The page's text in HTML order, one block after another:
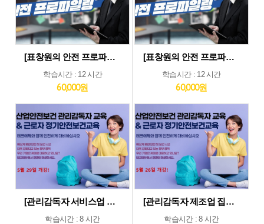
[표창원의 안전 프로파일링] 제조업 현장근로자 정기안전보건교육 (상반기)
학습시간 : 12 시간
60,000원
[표창원의 안전 프로파일링] 기타업 현장근로자 정기안전보건교육 (상반기)
학습시간 : 12 시간
60,000원
[관리감독자 서비스업 및 기타업 집체교육_5월29일] 기타업종 및 서비스업종 관리감독자 집체 교육...5월29일 개강
학습시간 : 8 시간
[관리감독자 제조업 집체교육_5월26일] 제조업종 관리감독자 집체 교육...5월26일 개강
학습시간 : 8 시간